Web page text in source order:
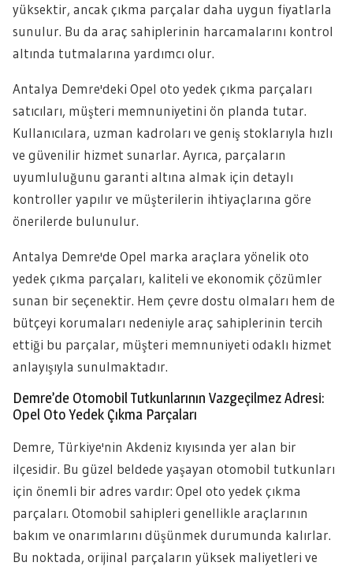
yüksektir, ancak çıkma parçalar daha uygun fiyatlarla
sunulur. Bu da araç sahiplerinin harcamalarını kontrol
altında tutmalarına yardımcı olur.
Antalya Demre'deki Opel oto yedek çıkma parçaları
satıcıları, müşteri memnuniyetini ön planda tutar.
Kullanıcılara, uzman kadroları ve geniş stoklarıyla hızlı
ve güvenilir hizmet sunarlar. Ayrıca, parçaların
uyumluluğunu garanti altına almak için detaylı
kontroller yapılır ve müşterilerin ihtiyaçlarına göre
önerilerde bulunulur.
Antalya Demre'de Opel marka araçlara yönelik oto
yedek çıkma parçaları, kaliteli ve ekonomik çözümler
sunan bir seçenektir. Hem çevre dostu olmaları hem de
bütçeyi korumaları nedeniyle araç sahiplerinin tercih
ettiği bu parçalar, müşteri memnuniyeti odaklı hizmet
anlayışıyla sunulmaktadır.
Demre’de Otomobil Tutkunlarının Vazgeçilmez Adresi:
Opel Oto Yedek Çıkma Parçaları
Demre, Türkiye'nin Akdeniz kıyısında yer alan bir
ilçesidir. Bu güzel beldede yaşayan otomobil tutkunları
için önemli bir adres vardır: Opel oto yedek çıkma
parçaları. Otomobil sahipleri genellikle araçlarının
bakım ve onarımlarını düşünmek durumunda kalırlar.
Bu noktada, orijinal parçaların yüksek maliyetleri ve